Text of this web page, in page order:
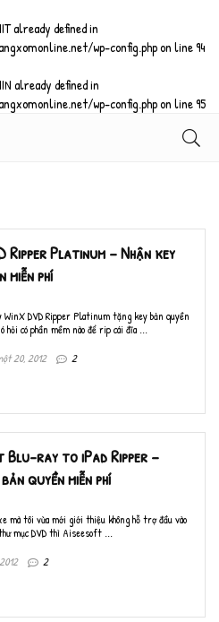
already defined in
wp-config.phpon line94
already defined in
wp-config.phpon line95
Ripper Platinum – Nhận key
miễn phí
DVD Ripper Platinum tặng key bản quyền
có phần mềm nào để rip cái đĩa ...
20, 2012 2
Blu-ray to iPad Ripper –
quyền miễn phí
mà tôi vừa mới giới thiệu không hỗ trợ đầu vào
mục DVD thì Aiseesoft ...
2